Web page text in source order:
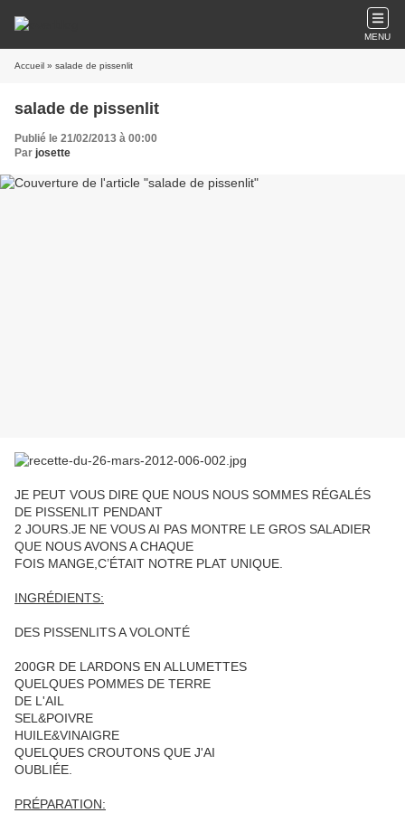
MENU
Accueil » salade de pissenlit
salade de pissenlit
Publié le 21/02/2013 à 00:00
Par josette
JE PEUT VOUS DIRE QUE NOUS NOUS SOMMES RÉGALÉS
DE PISSENLIT PENDANT
2 JOURS.JE NE VOUS AI PAS MONTRE LE GROS SALADIER
QUE NOUS AVONS A CHAQUE
FOIS MANGE,C’ÉTAIT NOTRE PLAT UNIQUE.
INGRÉDIENTS:
DES PISSENLITS A VOLONTÉ
200GR DE LARDONS EN ALLUMETTES
QUELQUES POMMES DE TERRE
DE L'AIL
SEL&POIVRE
HUILE&VINAIGRE
QUELQUES CROUTONS QUE J'AI
OUBLIÉE.
PRÉPARATION: